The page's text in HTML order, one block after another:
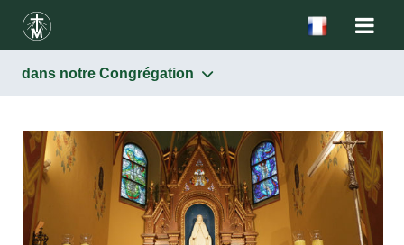
dans notre Congrégation
Dans notre Congrégation